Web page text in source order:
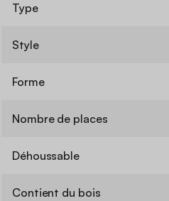
Type
Style
Forme
Nombre de places
Déhoussable
Contient du bois